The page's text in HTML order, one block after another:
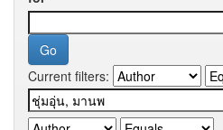
Current filters: